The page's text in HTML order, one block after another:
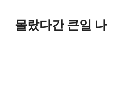
몰랐다간 큰일 나